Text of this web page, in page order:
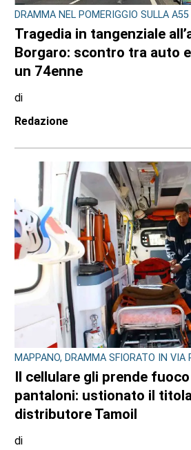
DRAMMA NEL POMERIGGIO SULLA A55
Tragedia in tangenziale
Borgaro: scontro tra auto
un 74enne
di
Redazione
MAPPANO, DRAMMA SFIORATO IN VIA
Il cellulare gli prende
pantaloni: ustionato il
distributore Tamoil
di